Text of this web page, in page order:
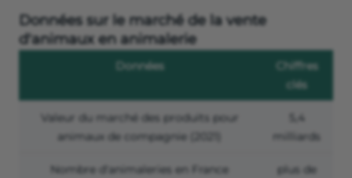
Données sur le marché de la vente
d'animaux en animalerie
Données
Chiffres
clés
Valeur du marché des produits pour
animaux de compagnie (2021)
5,4
milliards
Nombre d'animaleries en France
plus de